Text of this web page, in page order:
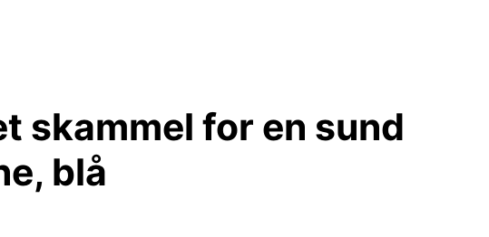
skammel for en sund
blå